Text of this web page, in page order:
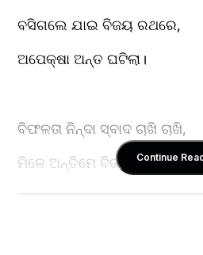
ବସିଗଲେ ଯାଇ ବିଜୟ ରଥରେ,
ଅପେକ୍ଷା ଅନ୍ତ ଘଟିଲା।
ବିଫଳତା ନିନ୍ଦା ସ୍ବାଦ ଚାଖି ଚାଖି,
ମିଳେ ଅନ୍ତିମେ ବିଜୟ, Continue